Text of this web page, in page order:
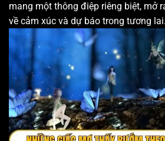
mang một thông điệp riêng biệt, mở
về cảm xúc và dự báo trong tương